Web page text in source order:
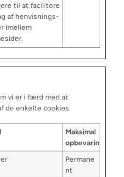
til at facilitere
af henvisnings-
imellem
vi er i færd med at
de enkelte cookies.
Maksimal
opbevaringstid
Permane
nt